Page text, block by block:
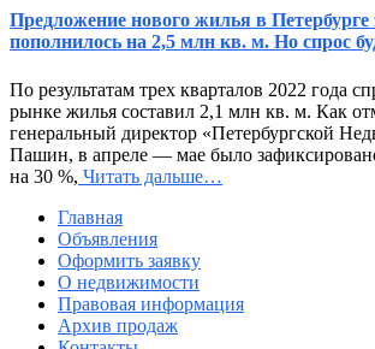
Предложение нового жилья в Петербурге
пополнилось на 2,5 млн кв. м. Но спрос
По результатам трех кварталов 2022 года
рынке жилья составил 2,1 млн кв. м. Как
генеральный директор «Петербургской
Пашин, в апреле — мае было
на 30 %, Читать дальше…
Главная
Объявления
Оформить заявку
О недвижимости
Правовая информация
Архив продаж